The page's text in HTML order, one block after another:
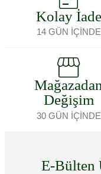
Kolay İade
14 GÜN İÇİNDE
Mağazadan
Değişim
30 GÜN İÇİNDE
E-Bülten